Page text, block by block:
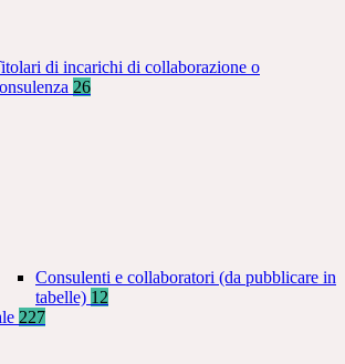
di incarichi di collaborazione o
26
Consulenti e collaboratori (da pubblicare in
tabelle) 12
227